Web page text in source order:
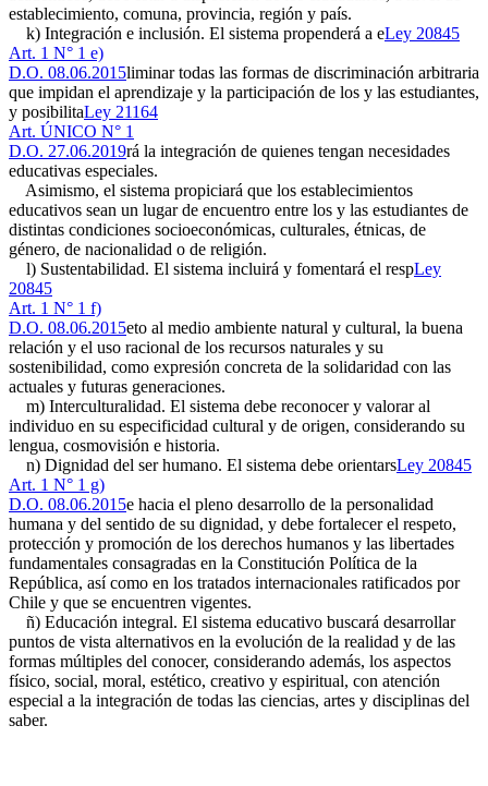
establecimiento, comuna, provincia, región y país.
k) Integración e inclusión. El sistema propenderá a eLey 20845
Art. 1 N° 1 e)
D.O. 08.06.2015liminar todas las formas de discriminación arbitraria
que impidan el aprendizaje y la participación de los y las estudiantes,
y posibilitaLey 21164
Art. ÚNICO N° 1
D.O. 27.06.2019rá la integración de quienes tengan necesidades
educativas especiales.
Asimismo, el sistema propiciará que los establecimientos
educativos sean un lugar de encuentro entre los y las estudiantes de
distintas condiciones socioeconómicas, culturales, étnicas, de
género, de nacionalidad o de religión.
l) Sustentabilidad. El sistema incluirá y fomentará el respLey
20845
Art. 1 N° 1 f)
D.O. 08.06.2015eto al medio ambiente natural y cultural, la buena
relación y el uso racional de los recursos naturales y su
sostenibilidad, como expresión concreta de la solidaridad con las
actuales y futuras generaciones.
m) Interculturalidad. El sistema debe reconocer y valorar al
individuo en su especificidad cultural y de origen, considerando su
lengua, cosmovisión e historia.
n) Dignidad del ser humano. El sistema debe orientarsLey 20845
Art. 1 N° 1 g)
D.O. 08.06.2015e hacia el pleno desarrollo de la personalidad
humana y del sentido de su dignidad, y debe fortalecer el respeto,
protección y promoción de los derechos humanos y las libertades
fundamentales consagradas en la Constitución Política de la
República, así como en los tratados internacionales ratificados por
Chile y que se encuentren vigentes.
ñ) Educación integral. El sistema educativo buscará desarrollar
puntos de vista alternativos en la evolución de la realidad y de las
formas múltiples del conocer, considerando además, los aspectos
físico, social, moral, estético, creativo y espiritual, con atención
especial a la integración de todas las ciencias, artes y disciplinas del
saber.